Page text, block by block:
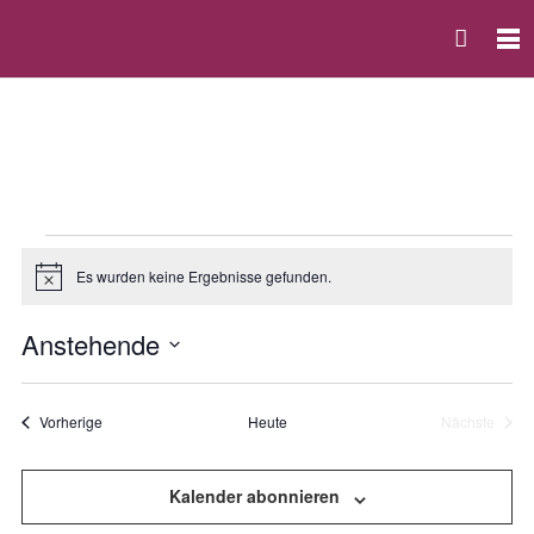
Veranstaltungen
HinweisEs wurden keine Ergebnisse gefunden.
Anstehende
Vorherige
Heute
Kalender abonnieren